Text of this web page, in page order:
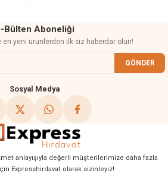
Bülten Aboneliği
en yeni ürünlerden ilk siz haberdar olun!
GÖNDER
Sosyal Medya
anlayışıyla değerli müşterilerimize daha fazla
Expresshirdavat olarak sizinleyiz!